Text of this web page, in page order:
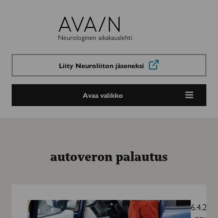
Avain-
lehti
Neurologinen aikakauslehti
Liity Neuroliiton jäseneksi
Avaa valikko
autoveron palautus
hankinnan